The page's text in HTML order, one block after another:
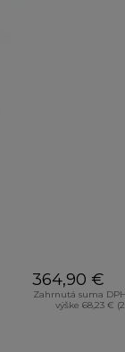
364,90 €
Zahrnutá suma
výške 68,23 €